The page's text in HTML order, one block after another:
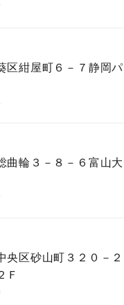
区紺屋町６－７静岡パ
曲輪３－８－６富山大
央区砂山町３２０－２
Ｆ